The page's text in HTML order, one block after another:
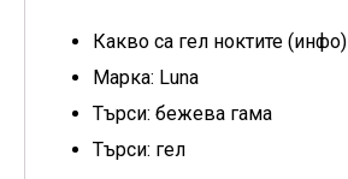
Какво са гел ноктите (инфо)
Марка: Luna
Търси: бежева гама
Търси: гел